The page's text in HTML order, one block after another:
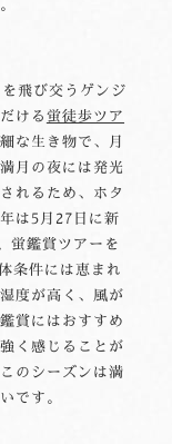
飛び交うゲンジ
ける蛍徒歩ツア
な生き物で、月
月の夜には発光
れるため、ホタ
は5月27日に新
蛍鑑賞ツアーを
条件には恵まれ
度が高く、風が
賞にはおすすめ
く感じることが
のシーズンは満
です。